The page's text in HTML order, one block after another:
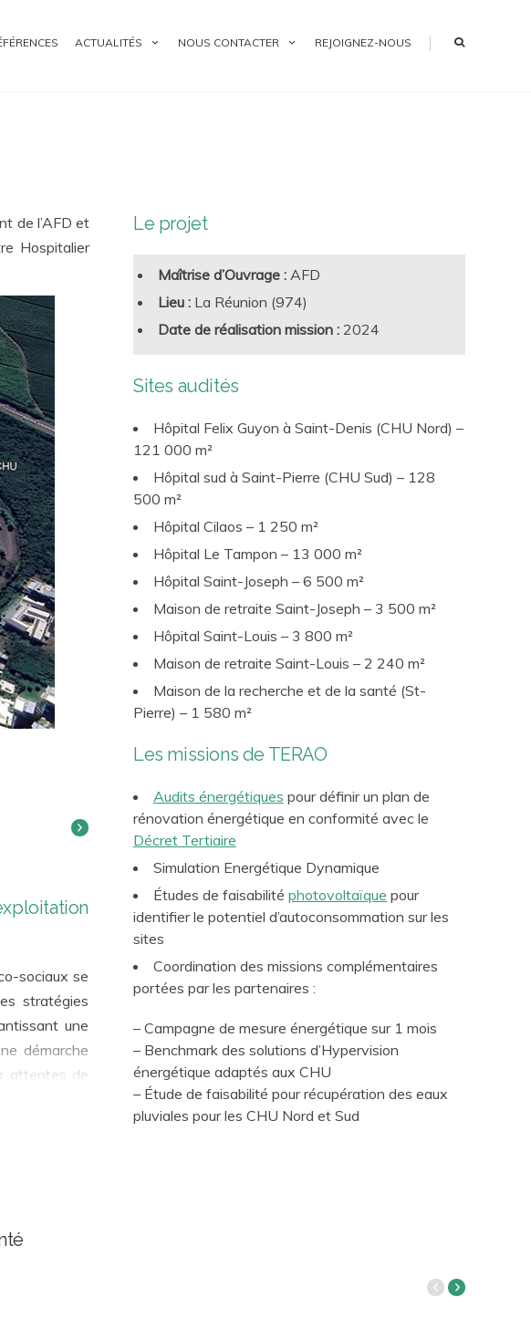
ACTUALITÉS NOUS CONTACTER REJOIGNEZ-NOUS |
de l’AFD et
Hospitalier
sociaux se
stratégies
une
attentes de
Le projet
Maîtrise d’Ouvrage :AFD
Lieu :La Réunion (974)
Date de réalisation mission :2024
Sites audités
Hôpital Felix Guyon à Saint-Denis (CHU Nord) –
121 000 m²
Hôpital sud à Saint-Pierre (CHU Sud) – 128
500 m²
Hôpital Cilaos – 1 250 m²
Hôpital Le Tampon – 13 000 m²
Hôpital Saint-Joseph – 6 500 m²
Maison de retraite Saint-Joseph – 3 500 m²
Hôpital Saint-Louis – 3 800 m²
Maison de retraite Saint-Louis – 2 240 m²
Maison de la recherche et de la santé (St-
Pierre) – 1 580 m²
Les missions de TERAO
Audits énergétiques pour définir un plan de
rénovation énergétique en conformité avec le
Décret Tertiaire
Simulation Energétique Dynamique
Études de faisabilité photovoltaïque pour
identifier le potentiel d’autoconsommation sur les
sites
Coordination des missions complémentaires
portées par les partenaires :
– Campagne de mesure énergétique sur 1 mois
– Benchmark des solutions d’Hypervision
énergétique adaptés aux CHU
– Étude de faisabilité pour récupération des eaux
pluviales pour les CHU Nord et Sud